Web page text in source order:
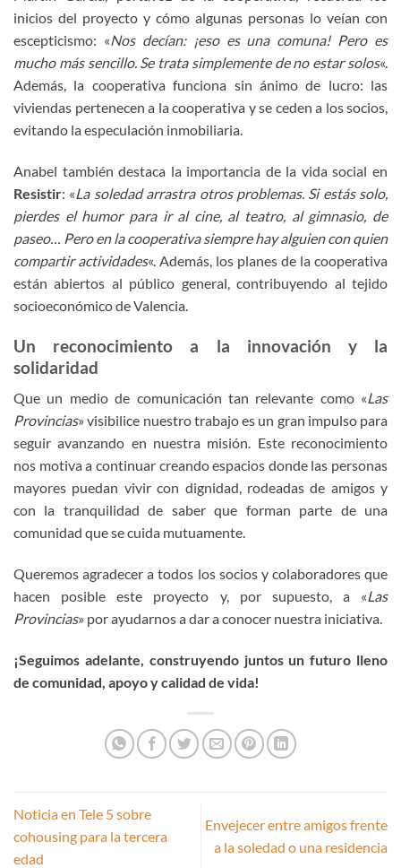
inicios del proyecto y cómo algunas personas lo veían con
escepticismo: «Nos decían: ¡eso es una comuna! Pero es
mucho más sencillo. Se trata simplemente de no estar solos«.
Además, la cooperativa funciona sin ánimo de lucro: las
viviendas pertenecen a la cooperativa y se ceden a los socios,
evitando la especulación inmobiliaria.
Anabel también destaca la importancia de la vida social en
Resistir: «La soledad arrastra otros problemas. Si estás solo,
pierdes el humor para ir al cine, al teatro, al gimnasio, de
paseo… Pero en la cooperativa siempre hay alguien con quien
compartir actividades«. Además, los planes de la cooperativa
están abiertos al público general, contribuyendo al tejido
socioeconómico de Valencia.
Un reconocimiento a la innovación y la
solidaridad
Que un medio de comunicación tan relevante como «Las
Provincias» visibilice nuestro trabajo es un gran impulso para
seguir avanzando en nuestra misión. Este reconocimiento
nos motiva a continuar creando espacios donde las personas
mayores puedan vivir con dignidad, rodeadas de amigos y
con la tranquilidad de saber que forman parte de una
comunidad que se cuida mutuamente.
Queremos agradecer a todos los socios y colaboradores que
hacen posible este proyecto y, por supuesto, a «Las
Provincias» por ayudarnos a dar a conocer nuestra iniciativa.
¡Seguimos adelante, construyendo juntos un futuro lleno
de comunidad, apoyo y calidad de vida!
Noticia en Tele 5 sobre
cohousing para la tercera
edad
Envejecer entre amigos frente
a la soledad o una residencia